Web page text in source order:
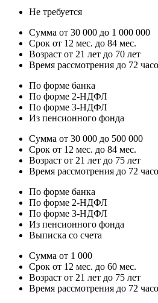
Не требуется
Сумма от 30 000 до 1 000 000
Срок от 12 мес. до 84 мес.
Возраст от 21 лет до 70 лет
Время рассмотрения до 72
По форме банка
По форме 2-НДФЛ
По форме 3-НДФЛ
Из пенсионного фонда
Сумма от 30 000 до 500 000
Срок от 12 мес. до 84 мес.
Возраст от 21 лет до 75 лет
Время рассмотрения до 72
По форме банка
По форме 2-НДФЛ
По форме 3-НДФЛ
Из пенсионного фонда
Выписка со счета
Сумма от 1 000
Срок от 12 мес. до 60 мес.
Возраст от 21 лет до 75 лет
Время рассмотрения до 72